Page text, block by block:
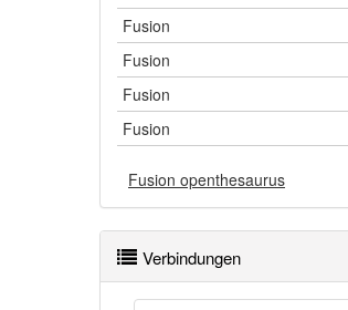
Fusion
Fusion
Fusion
Fusion
Fusion openthesaurus
Verbindungen